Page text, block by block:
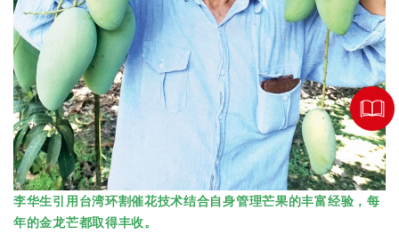
李华生引用台湾环割催花技术结合自身管理芒果的丰富经验，每
年的金龙芒都取得丰收。